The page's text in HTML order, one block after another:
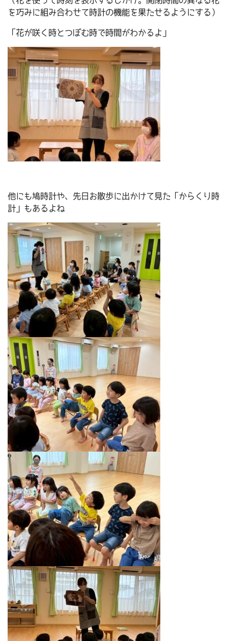
を巧みに組み合わせて時計の機能を果たせるようにする）
「花が咲く時とつぼむ時で時間がわかるよ」
他にも鳩時計や、先日お散歩に出かけて見た「からくり時
計」もあるよね